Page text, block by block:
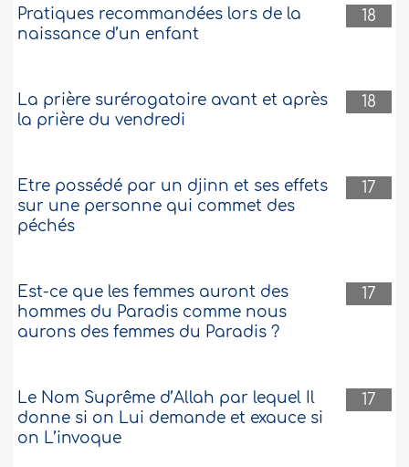
18
Pratiques recommandées lors de la
naissance d’un enfant
18
La prière surérogatoire avant et après
la prière du vendredi
17
Etre possédé par un djinn et ses effets
sur une personne qui commet des
péchés
17
Est-ce que les femmes auront des
hommes du Paradis comme nous
aurons des femmes du Paradis ?
17
Le Nom Suprême d’Allah par lequel Il
donne si on Lui demande et exauce si
on L’invoque